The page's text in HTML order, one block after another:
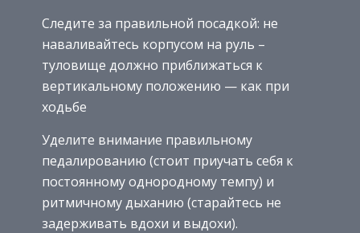
Следите за правильной посадкой: не
наваливайтесь корпусом на руль –
туловище должно приближаться к
вертикальному положению — как при
ходьбе
Уделите внимание правильному
педалированию (стоит приучать себя к
постоянному однородному темпу) и
ритмичному дыханию (старайтесь не
задерживать вдохи и выдохи).